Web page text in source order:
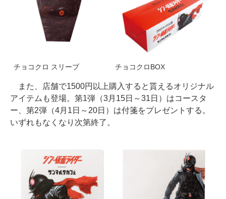
チョコクロ スリーブ チョコクロBOX
また、店舗で1500円以上購入すると貰えるオリジナル
アイテムも登場。第1弾（3月15日～31日）はコースタ
ー、第2弾（4月1日～20日）は付箋をプレゼントする。
いずれもなくなり次第終了。